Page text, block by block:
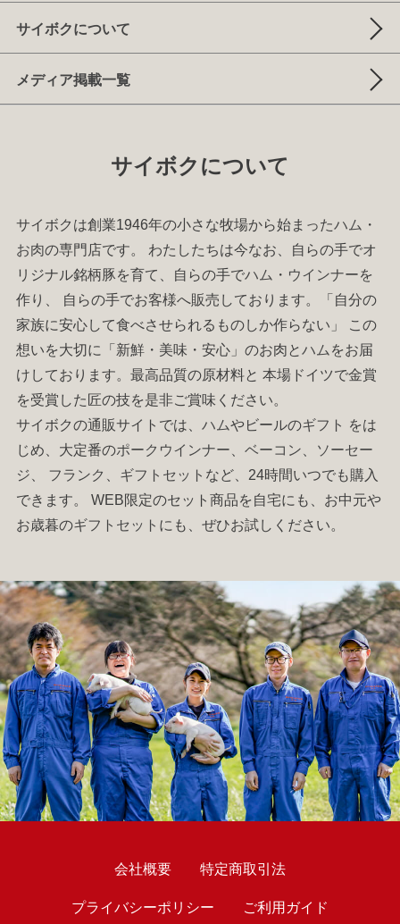
サイボクについて
メディア掲載一覧
サイボクについて
サイボクは創業1946年の小さな牧場から始まったハム ・
お肉の専門店です。 わたしたちは今なお、自らの手でオ
リジナル銘柄豚を育て、自らの手でハム ・ ウインナーを
作り、 自らの手でお客様へ販売しております。「自分の
家族に安心して食べさせられるものしか作らない」 この
想いを大切に「新鮮・美味・安心」のお肉とハム をお届
けしております。最高品質の原材料と 本場ドイツで金賞
を受賞した匠の技を是非ご賞味ください。
サイボクの通販サイトでは、 ハムやビールのギフト をは
じめ、大定番のポークウインナー ベーコン
ソーセー
ジ
フランク ギフトセット など、24時間いつでも購入
できます。 WEB限定のセット商品を自宅にも、お中元や
お歳暮のギフトセット にも、ぜひお試しください。
会社概要 特定商取引法
プライバシーポリシー ご利用ガイド